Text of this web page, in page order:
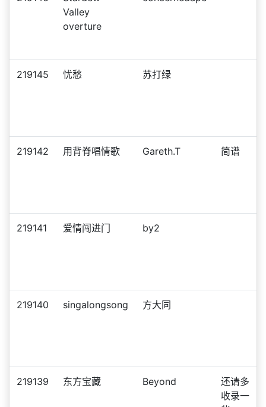
Valley
overture
219145 忧愁 苏打绿
219142 用背脊唱情歌 Gareth.T 简谱
219141 爱情闯进门 by2
219140 singalongsong 方大同
219139 东方宝藏 Beyond
还请多
收录一